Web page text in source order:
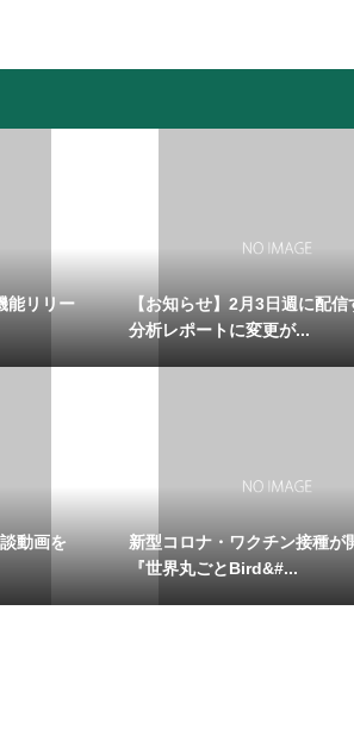
能リリー
【お知らせ】2月3日週に配
分析レポートに変更が...
動画を
新型コロナ・ワクチン接種が
『世界丸ごとBird&#...